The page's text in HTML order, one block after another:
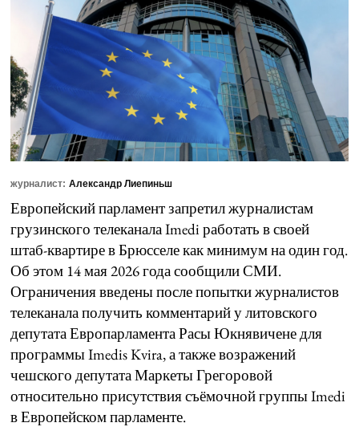
журналист: Александр Лиепиньш
Европейский парламент запретил журналистам
грузинского телеканала Imedi работать в своей
штаб-квартире в Брюсселе как минимум на один год.
Об этом 14 мая 2026 года сообщили СМИ.
Ограничения введены после попытки журналистов
телеканала получить комментарий у литовского
депутата Европарламента Расы Юкнявичене для
программы Imedis Kvira, а также возражений
чешского депутата Маркеты Грегоровой
относительно присутствия съёмочной группы Imedi
в Европейском парламенте.